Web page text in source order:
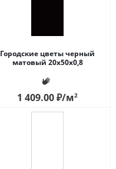
Городские цветы черный
матовый 20x50x0,8
1 409.00₽/м2